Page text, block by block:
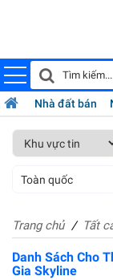
Nhà đất bán
Toàn quốc
Trang chủ Tất
Danh Sách Cho
Gia Skyline